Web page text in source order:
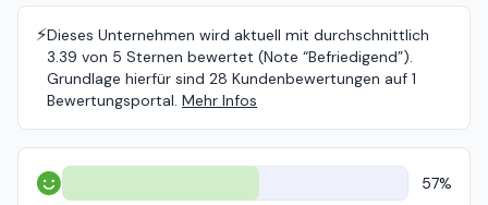
⚡️Dieses Unternehmen wird aktuell mit durchschnittlich
3.39 von 5 Sternen bewertet (Note “Befriedigend”).
Grundlage hierfür sind 28 Kundenbewertungen auf 1
Bewertungsportal. Mehr Infos
Positiv 57%